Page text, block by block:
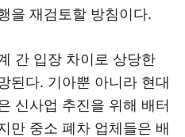
을 재검토할 방침이다.
간 입장 차이로 상당한
된다. 기아뿐 아니라 현대
신사업 추진을 위해 배터
만 중소 폐차 업체들은 배